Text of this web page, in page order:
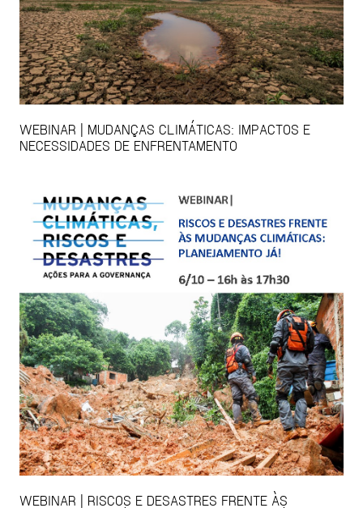
WEBINAR | MUDANÇAS CLIMÁTICAS: IMPACTOS E
NECESSIDADES DE ENFRENTAMENTO
WEBINAR | RISCOS E DESASTRES FRENTE ÀS